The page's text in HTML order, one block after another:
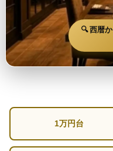
🔍 西暦
1万円台